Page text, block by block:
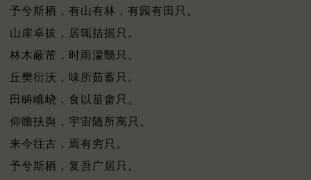
予兮斯栖，有山有林，有园有田只。
山崖卓拔，居辄拮据只。
林木蔽芾，时雨濛翳只。
丘樊衍沃，味所茹蓄只。
田畴嶕峣，食以菑畬只。
仰瞻扶舆，宇宙随所寓只。
来今往古，焉有穷只。
予兮斯栖，复吾广居只。